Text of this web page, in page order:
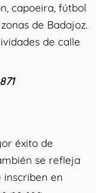
capoeira, fútbol
de Badajoz.
de calle
éxito de
se refleja
inscriben en